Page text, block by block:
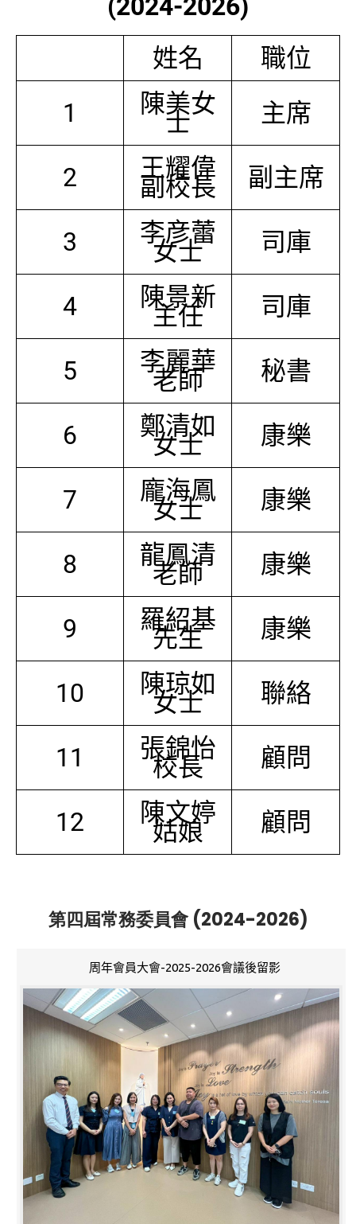
(2024-2026)
姓名
職位
1
陳美女
士 主席
2 王耀偉
副校長 副主席
3 李彦蕾
女士 司庫
4 陳景新
主任 司庫
5 李麗華
老師 秘書
6 鄭清如
女士 康樂
7 龐海鳳
女士 康樂
8 龍鳳清
老師 康樂
9 羅紹基
先生 康樂
10 陳琼如
女士 聯絡
11 張錦怡
校長 顧問
12 陳文婷
姑娘 顧問
第四屆常務委員會 (2024-2026)
周年會員大會-2025-2026會議後留影